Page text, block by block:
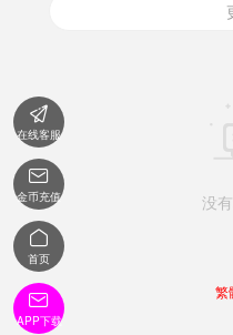
没
繁

在线客服

金币充值

首页

APP下载